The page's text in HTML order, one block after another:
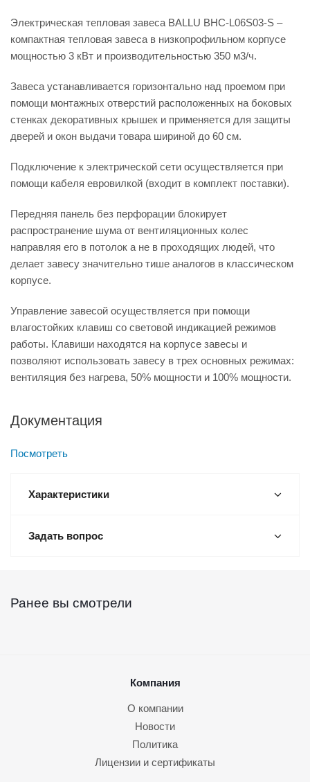
Электрическая тепловая завеса BALLU BHC-L06S03-S –
компактная тепловая завеса в низкопрофильном корпусе
мощностью 3 кВт и производительностью 350 м3/ч.
Завеса устанавливается горизонтально над проемом при
помощи монтажных отверстий расположенных на боковых
стенках декоративных крышек и применяется для защиты
дверей и окон выдачи товара шириной до 60 см.
Подключение к электрической сети осуществляется при
помощи кабеля евровилкой (входит в комплект поставки).
Передняя панель без перфорации блокирует
распространение шума от вентиляционных колес
направляя его в потолок а не в проходящих людей, что
делает завесу значительно тише аналогов в классическом
корпусе.
Управление завесой осуществляется при помощи
влагостойких клавиш со световой индикацией режимов
работы. Клавиши находятся на корпусе завесы и
позволяют использовать завесу в трех основных режимах:
вентиляция без нагрева, 50% мощности и 100% мощности.
Документация
Посмотреть
Характеристики
Задать вопрос
Ранее вы смотрели
Компания
О компании
Новости
Политика
Лицензии и сертификаты